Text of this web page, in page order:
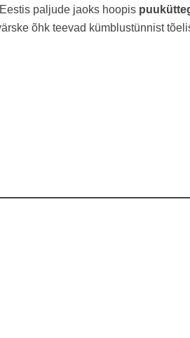
paljude jaoks hoopis
õhk teevad kümblustünnist